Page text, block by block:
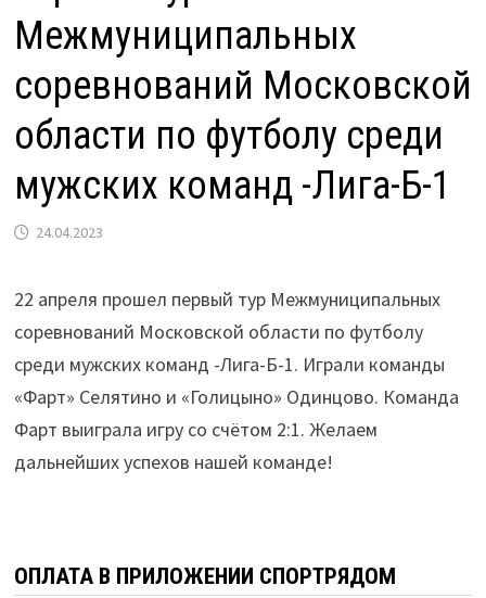
Межмуниципальных
соревнований Московской
области по футболу среди
мужских команд -Лига-Б-1
24.04.2023
22 апреля прошел первый тур Межмуниципальных
соревнований Московской области по футболу
среди мужских команд -Лига-Б-1. Играли команды
«Фарт» Селятино и «Голицыно» Одинцово. Команда
Фарт выиграла игру со счётом 2:1. Желаем
дальнейших успехов нашей команде!
ОПЛАТА В ПРИЛОЖЕНИИ СПОРТРЯДОМ